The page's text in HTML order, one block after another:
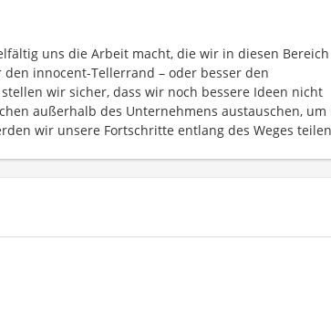
uns die Arbeit macht, die wir in diesen Bereich
innocent-Tellerrand – oder besser den
wir sicher, dass wir noch bessere Ideen nicht
außerhalb des Unternehmens austauschen, um
wir unsere Fortschritte entlang des Weges